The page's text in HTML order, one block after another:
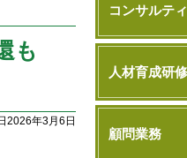
も
2026年3月6日
コンサルテ
人材育成研
顧問業務